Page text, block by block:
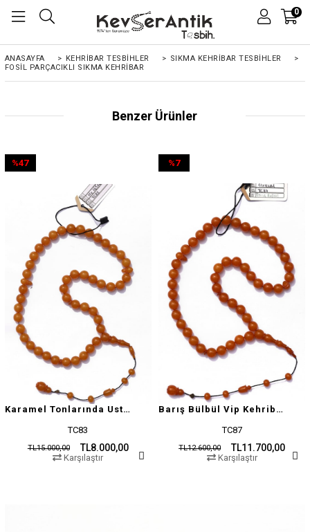
0
ANASAYFA > KEHRIBAR TESBIHLER > SIKMA KEHRİBAR TESBİHLER
>
FOSIL PARÇACIKLI SIKMA KEHRIBAR
Benzer Ürünler
Karamel Tonlarında Usta İşçilikli Tesbih
TC83
TL8.000,00
TL15.000,00
%47
Karşılaştır
Barış Bülbül Vip Kehribar Tesbih
TC87
TL11.700,00
TL12.600,00
%7
Karşılaştır